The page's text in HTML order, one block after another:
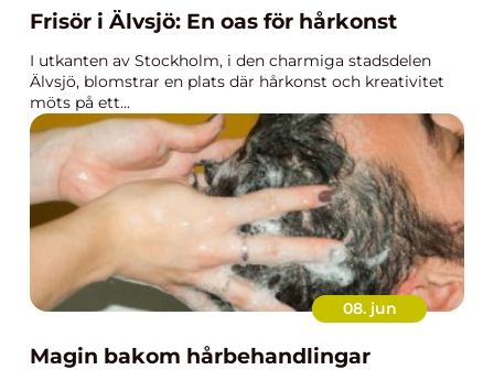
Frisör i Älvsjö: En oas för hårkonst
I utkanten av Stockholm, i den charmiga stadsdelen
Älvsjö, blomstrar en plats där hårkonst och kreativitet
möts på ett...
08. jun
Magin bakom hårbehandlingar